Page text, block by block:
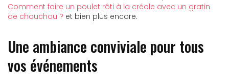
Comment faire un poulet rôti à la créole avec un gratin
de chouchou ? et bien plus encore.
Une ambiance conviviale pour tous
vos événements